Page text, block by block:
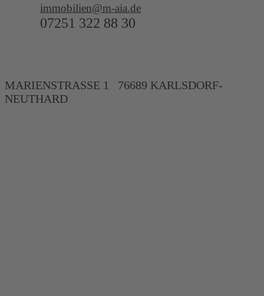
immobilien@m-aia.de
07251 322 88 30
MARIENSTRASSE 1 76689 KARLSDORF-
NEUTHARD